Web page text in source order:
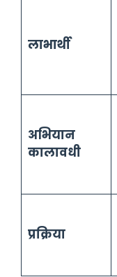
लाभार्थी
अभियान
कालावधी
प्रक्रिया